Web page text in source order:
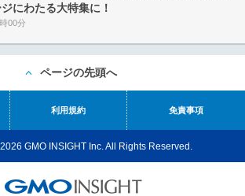
にわたる大特集に！
00分
ページの先頭へ
利用規約 免責事項
GMO INSIGHT Inc. All Rights Reserved.